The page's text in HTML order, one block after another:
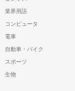
業界用語
コンピュータ
電車
自動車・バイク
スポーツ
生物